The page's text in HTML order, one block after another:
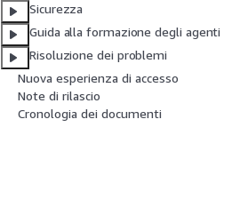
Sicurezza
Guida alla formazione degli agenti
Risoluzione dei problemi
Nuova esperienza di accesso
Note di rilascio
Cronologia dei documenti